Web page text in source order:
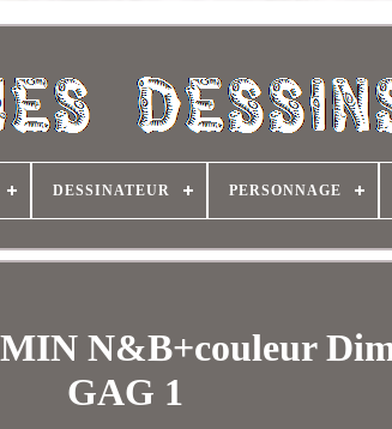
DESSINATEUR PERSONNAGE
N&B+couleur
GAG 1